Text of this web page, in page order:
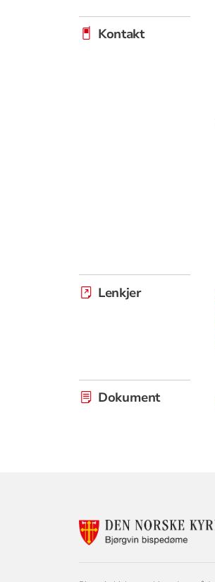
Kontakt
Lenkjer
Dokument